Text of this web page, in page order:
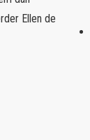
Ellen de